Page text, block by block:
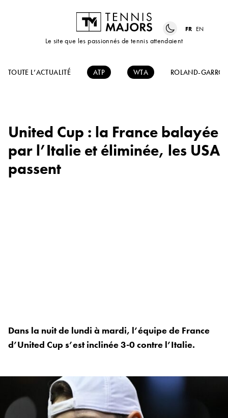
Le site que les passionnés de tennis attendaient
FR EN
TOUTE L’ACTUALITÉ ATP WTA ROLAND-GARROS
United Cup : la France balayée
par l’Italie et éliminée, les USA
passent
Dans la nuit de lundi à mardi, l’équipe de France
d’United Cup s’est inclinée 3-0 contre l’Italie.